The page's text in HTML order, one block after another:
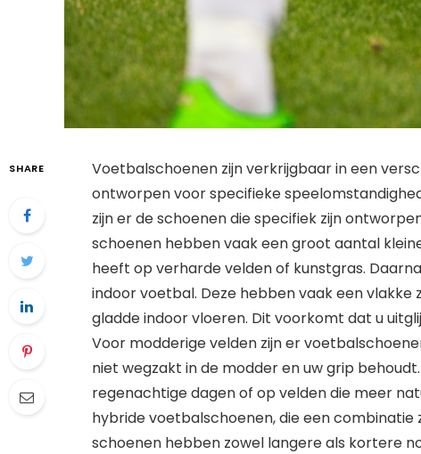
SHARE
Voetbalschoenen zijn verkrijgbaar in een
ontworpen voor specifieke
zijn er de schoenen die specifiek zijn
schoenen hebben vaak een groot aantal
heeft op verharde velden of kunstgras.
indoor voetbal. Deze hebben vaak een
gladde indoor vloeren. Dit voorkomt dat u
Voor modderige velden zijn er
niet wegzakt in de modder en uw grip
regenachtige dagen of op velden die meer
hybride voetbalschoenen, die een combinatie
schoenen hebben zowel langere als kortere